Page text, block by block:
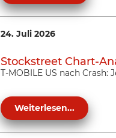
24. Juli 2026
Stockstreet Chart-
T-MOBILE US nach Crash:
Weiterlesen...